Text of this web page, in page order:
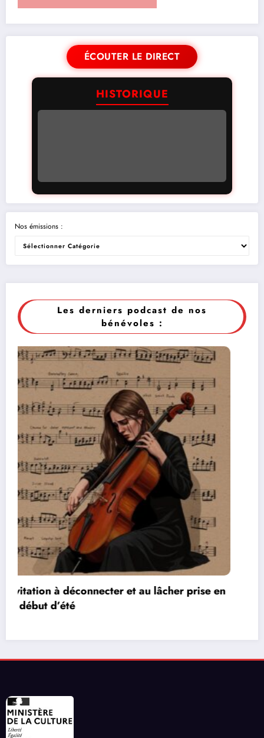
ÉCOUTER LE DIRECT
HISTORIQUE
Nos émissions :
Les derniers podcast de nos
bénévoles :
Les réseaux de communication entre les jeux
vidéos